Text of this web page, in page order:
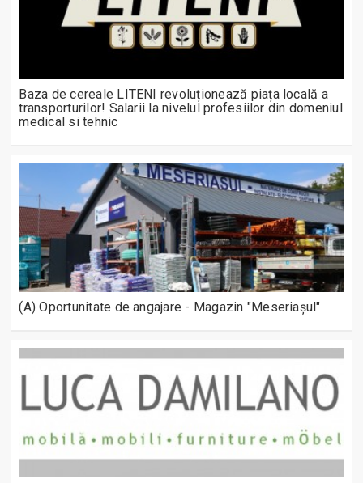
Baza de cereale LITENI revoluționează piața locală a
transporturilor! Salarii la nivelul profesiilor din domeniul
medical si tehnic
(A) Oportunitate de angajare - Magazin "Meseriașul"